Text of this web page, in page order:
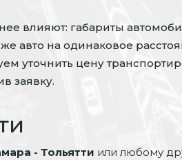
влияют: габариты
авто на одинаковое
уточнить цену
заявку.
- Тольятти или любому